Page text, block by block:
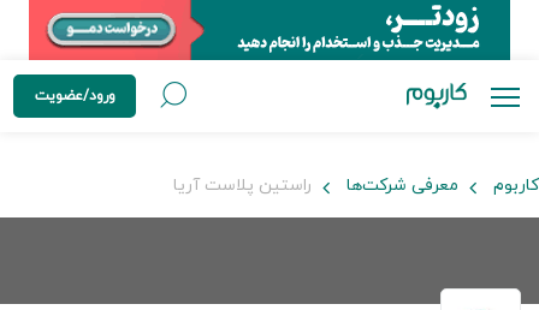
ورود/عضویت
کاربوم معرفی شرکت‌ها راستین پلاست آریا